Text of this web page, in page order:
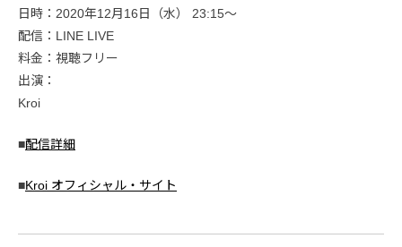
日時：2020年12月16日（水） 23:15〜
配信：LINE LIVE
料金：視聴フリー
出演：
Kroi
■配信詳細
■Kroi オフィシャル・サイト